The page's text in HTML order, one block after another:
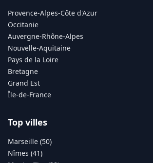
Provence-Alpes-Côte d'Azur
Occitanie
Auvergne-Rhône-Alpes
Nouvelle-Aquitaine
Pays de la Loire
Bretagne
Grand Est
Île-de-France
Top villes
Marseille (50)
Nîmes (41)